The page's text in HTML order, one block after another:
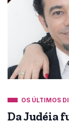
OS ÚLTIMOS
Da Judéia